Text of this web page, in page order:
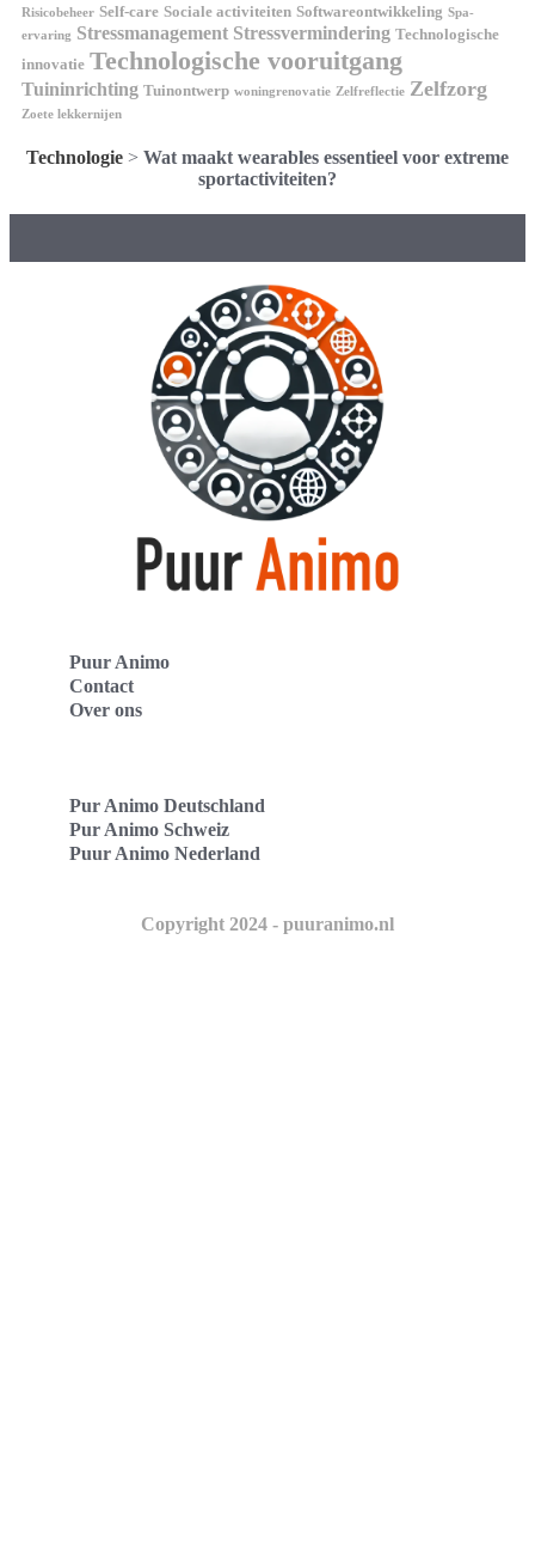
Risicobeheer Self-care Sociale activiteiten Softwareontwikkeling Spa-
ervaring Stressmanagement Stressvermindering Technologische
innovatie Technologische vooruitgang
Tuininrichting Tuinontwerp woningrenovatie Zelfreflectie Zelfzorg
Zoete lekkernijen
Technologie > Wat maakt wearables essentieel voor extreme
sportactiviteiten?
Puur Animo
Contact
Over ons
Pur Animo Deutschland
Pur Animo Schweiz
Puur Animo Nederland
Copyright 2024 - puuranimo.nl